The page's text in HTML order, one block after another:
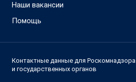
Наши вакансии
Помощь
Контактные данные для Роскомнадзора
и государственных органов